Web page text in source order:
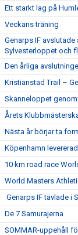
Ett starkt lag på
Veckans träning
Genarps IF
Sylvesterloppet och
Den årliga
Kristianstad Trail –
Skanneloppet
Årets
Nästa år börjar ta
Köpenhamn
10 km road race
World Masters
Genarps IF tävlade i
De 7 Samurajerna
SOMMAR-uppehåll